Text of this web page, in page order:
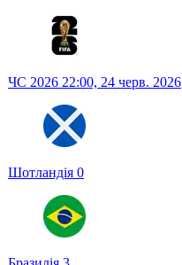
ЧС 2026 22:00, 24 черв. 2026
Шотландія 0